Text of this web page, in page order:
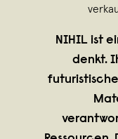
NIHIL ist
denkt.